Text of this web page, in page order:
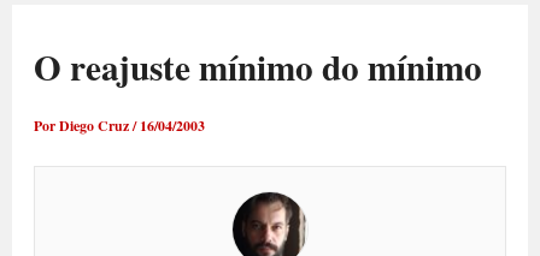
O reajuste mínimo do mínimo
PorDiego Cruz/16/04/2003